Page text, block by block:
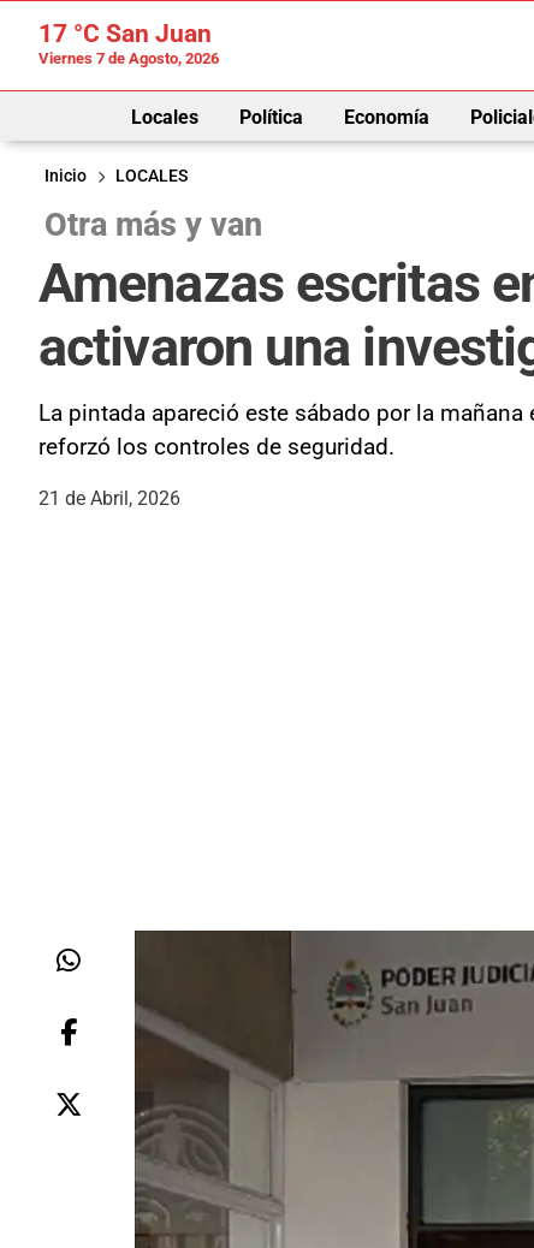
17 °C San Juan
Viernes 7 de Agosto, 2026
Locales Política Economía
Inicio
LOCALES
Otra más y van
Amenazas escritas
activaron una
La pintada apareció este sábado por la
reforzó los controles de seguridad.
21 de Abril, 2026